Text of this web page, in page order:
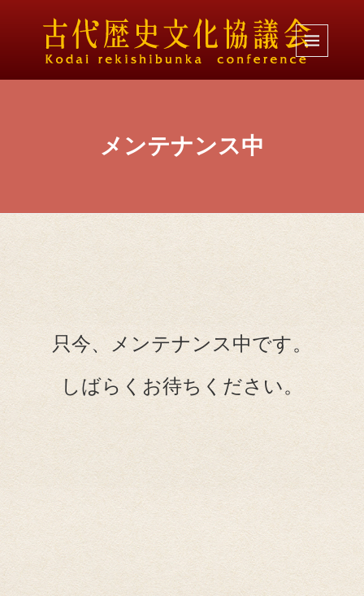
メンテナンス中
只今、メンテナンス中です。
しばらくお待ちください。